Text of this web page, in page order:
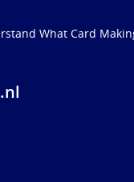
What Card